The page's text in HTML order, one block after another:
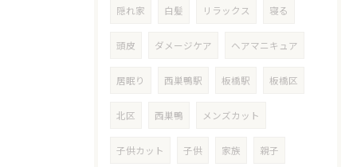
隠れ家 白髪 リラックス 寝る
頭皮 ダメージケア ヘアマニキュア
居眠り 西巣鴨駅 板橋駅 板橋区
北区 西巣鴨 メンズカット
子供カット 子供 家族 親子